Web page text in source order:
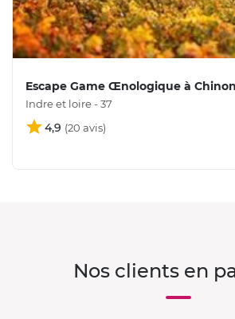
Escape Game Œnologique à Chinon
Indre et loire - 37
4,9
Nos clients en